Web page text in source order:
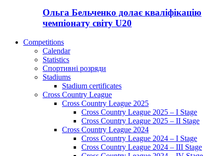
Ольга Бельченко долає кваліфікацію
чемпіонату світу U20
Competitions
Calendar
Statistics
Спортивні розряди
Stadiums
Stadium certificates
Cross Country League
Cross Country League 2025
Cross Country League 2025 – I Stage
Cross Country League 2025 – II Stage
Cross Country League 2024
Cross Country League 2024 – I Stage
Cross Country League 2024 – III Stage